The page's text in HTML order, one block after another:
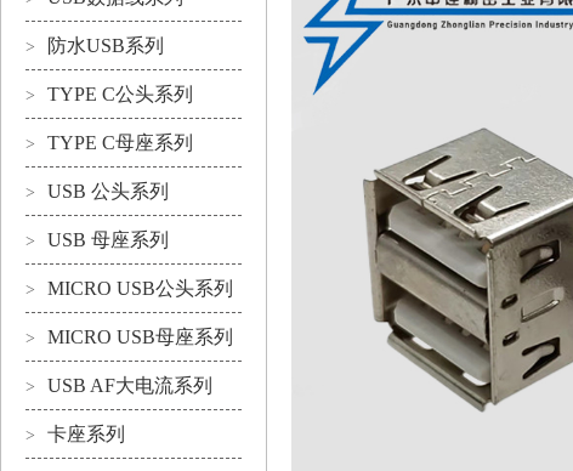
> 防水USB系列
> TYPE C公头系列
> TYPE C母座系列
> USB 公头系列
> USB 母座系列
> MICRO USB公头系列
> MICRO USB母座系列
> USB AF大电流系列
> 卡座系列